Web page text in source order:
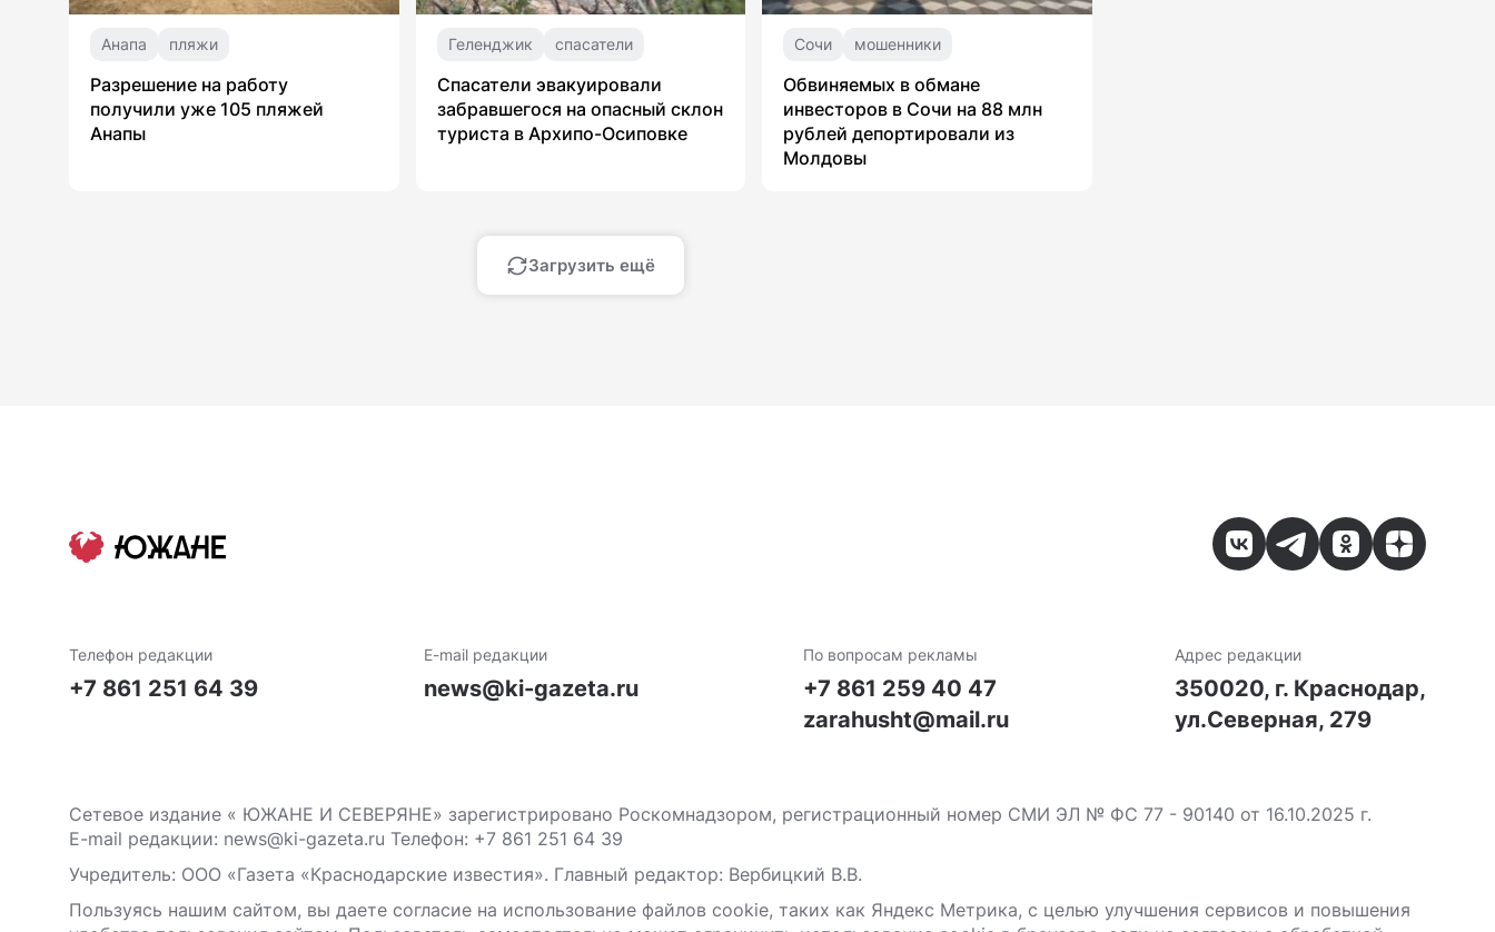
Анапа пляжи
Разрешение на работу
получили уже 105 пляжей
Анапы
Геленджик спасатели
Спасатели эвакуировали
забравшегося на опасный склон
туриста в Архипо-Осиповке
Сочи мошенники
Обвиняемых в обмане
инвесторов в Сочи на 88 млн
рублей депортировали из
Молдовы
Загрузить ещё
Телефон редакции
+7 861 251 64 39
E-mail редакции
news@ki-gazeta.ru
По вопросам рекламы
+7 861 259 40 47
zarahusht@mail.ru
Адрес редакции
350020, г. Краснодар,
ул.Северная, 279
Сетевое издание « ЮЖАНЕ И СЕВЕРЯНЕ» зарегистрировано Роскомнадзором, регистрационный номер СМИ ЭЛ № ФС 77 - 90140 от 16.10.2025 г.
E-mail редакции: news@ki-gazeta.ru Телефон: +7 861 251 64 39
Учредитель: ООО «Газета «Краснодарские известия». Главный редактор: Вербицкий В.В.
Пользуясь нашим сайтом, вы даете согласие на использование файлов сооkіе, таких как Яндекс Метрика, с целью улучшения сервисов и повышения